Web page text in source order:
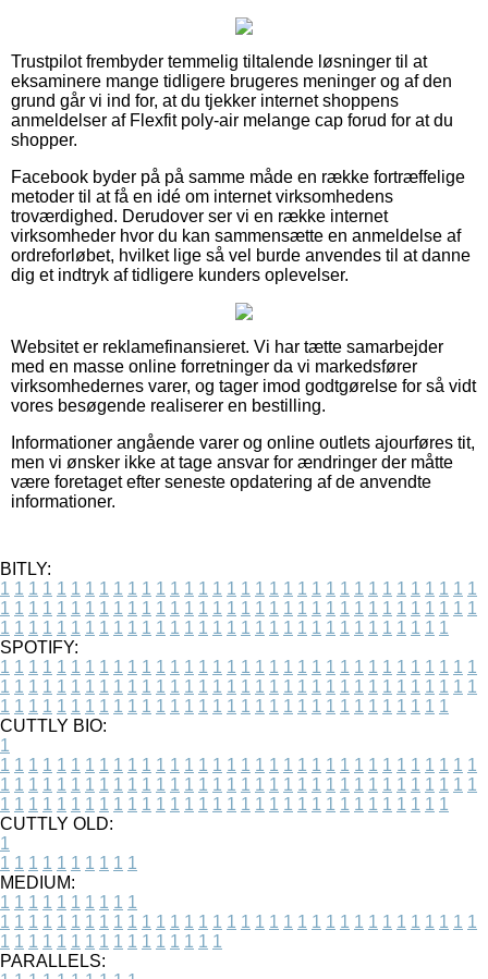
Trustpilot frembyder temmelig tiltalende løsninger til at
eksaminere mange tidligere brugeres meninger og af den
grund går vi ind for, at du tjekker internet shoppens
anmeldelser af Flexfit poly-air melange cap forud for at du
shopper.
Facebook byder på på samme måde en række fortræffelige
metoder til at få en idé om internet virksomhedens
troværdighed. Derudover ser vi en række internet
virksomheder hvor du kan sammensætte en anmeldelse af
ordreforløbet, hvilket lige så vel burde anvendes til at danne
dig et indtryk af tidligere kunders oplevelser.
Websitet er reklamefinansieret. Vi har tætte samarbejder
med en masse online forretninger da vi markedsfører
virksomhedernes varer, og tager imod godtgørelse for så vidt
vores besøgende realiserer en bestilling.
Informationer angående varer og online outlets ajourføres tit,
men vi ønsker ikke at tage ansvar for ændringer der måtte
være foretaget efter seneste opdatering af de anvendte
informationer.
BITLY:
1 1 1 1 1 1 1 1 1 1 1 1 1 1 1 1 1 1 1 1 1 1 1 1 1 1 1 1 1 1 1 1 1 1
1 1 1 1 1 1 1 1 1 1 1 1 1 1 1 1 1 1 1 1 1 1 1 1 1 1 1 1 1 1 1 1 1 1
1 1 1 1 1 1 1 1 1 1 1 1 1 1 1 1 1 1 1 1 1 1 1 1 1 1 1 1 1 1 1 1
SPOTIFY:
1 1 1 1 1 1 1 1 1 1 1 1 1 1 1 1 1 1 1 1 1 1 1 1 1 1 1 1 1 1 1 1 1 1
1 1 1 1 1 1 1 1 1 1 1 1 1 1 1 1 1 1 1 1 1 1 1 1 1 1 1 1 1 1 1 1 1 1
1 1 1 1 1 1 1 1 1 1 1 1 1 1 1 1 1 1 1 1 1 1 1 1 1 1 1 1 1 1 1 1
CUTTLY BIO:
1
1 1 1 1 1 1 1 1 1 1 1 1 1 1 1 1 1 1 1 1 1 1 1 1 1 1 1 1 1 1 1 1 1 1
1 1 1 1 1 1 1 1 1 1 1 1 1 1 1 1 1 1 1 1 1 1 1 1 1 1 1 1 1 1 1 1 1 1
1 1 1 1 1 1 1 1 1 1 1 1 1 1 1 1 1 1 1 1 1 1 1 1 1 1 1 1 1 1 1 1
CUTTLY OLD:
1
1 1 1 1 1 1 1 1 1 1
MEDIUM:
1 1 1 1 1 1 1 1 1 1
1 1 1 1 1 1 1 1 1 1 1 1 1 1 1 1 1 1 1 1 1 1 1 1 1 1 1 1 1 1 1 1 1 1
1 1 1 1 1 1 1 1 1 1 1 1 1 1 1 1
PARALLELS: